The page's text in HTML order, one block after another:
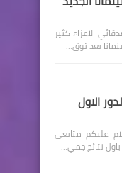
الاعزاء كثير
بعد توق…
الاول
ابتدائي الدور الاول 2023 السلام عليكم متابعي
نتائج جمي…